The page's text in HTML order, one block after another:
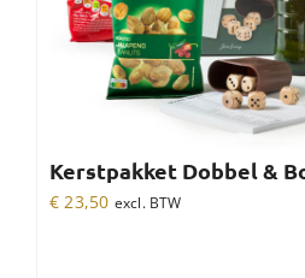
Kerstpakket Dobbel &
€ 23,50 excl. BTW